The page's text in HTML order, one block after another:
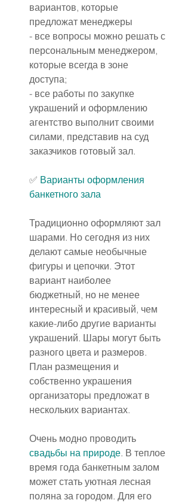
вариантов, которые
предложат менеджеры
- все вопросы можно решать с
персональным менеджером,
которые всегда в зоне
доступа;
- все работы по закупке
украшений и оформлению
агентство выполнит своими
силами, представив на суд
заказчиков готовый зал.
✅ Варианты оформления
банкетного зала
Традиционно оформляют зал
шарами. Но сегодня из них
делают самые необычные
фигуры и цепочки. Этот
вариант наиболее
бюджетный, но не менее
интересный и красивый, чем
какие-либо другие варианты
украшений. Шары могут быть
разного цвета и размеров.
План размещения и
собственно украшения
организаторы предложат в
нескольких вариантах.
Очень модно проводить
свадьбы на природе. В теплое
время года банкетным залом
может стать уютная лесная
поляна за городом. Для его